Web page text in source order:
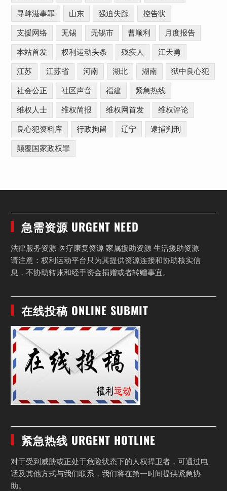
寻衅滋事罪 山东 强迫失踪 控告状
支援网络 无锡 无锡市 曹顺利 月度报告
本站首发 权利运动头条 残疾人 江天勇
江苏 江苏省 河南 湖北 湖南 狱中良心犯
社会公正 社区声音 福建 紧急热线
维权人士 维权简报 维权网首发 维权评论
良心犯资料库 行政拘留 辽宁 逮捕判刑
颠覆国家政权罪
急需资源 URGENT NEED
法律服务资源 医疗康复资源 家属援助资源 生活援助资源
请注意：权利运动平台只为其提供资源连接和协助核实信
息，不协助转账和经手资金捐赠或者转赠事宜。
在线投稿 ONLINE SUBMIT
紧急热线 URGENT HOTLINE
对于受到威胁或正处于危险状态下的人权捍卫者，可通过电
话及其他方式与我们联系，我们将在第一时间提供紧急协
助。